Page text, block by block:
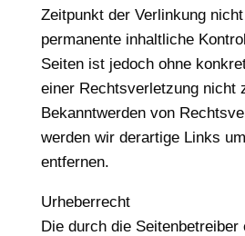
Zeitpunkt der Verlinkung
permanente inhaltliche
Seiten ist jedoch ohne
einer Rechtsverletzung nicht
Bekanntwerden von
werden wir derartige Links
entfernen.
Urheberrecht
Die durch die